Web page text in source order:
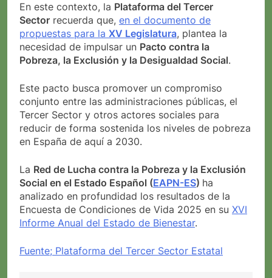
En este contexto, la Plataforma del Tercer
Sector recuerda que, en el documento de
propuestas para la XV Legislatura, plantea la
necesidad de impulsar un Pacto contra la
Pobreza, la Exclusión y la Desigualdad Social.
Este pacto busca promover un compromiso
conjunto entre las administraciones públicas, el
Tercer Sector y otros actores sociales para
reducir de forma sostenida los niveles de pobreza
en España de aquí a 2030.
La Red de Lucha contra la Pobreza y la Exclusión
Social en el Estado Español (EAPN-ES) ha
analizado en profundidad los resultados de la
Encuesta de Condiciones de Vida 2025 en su XVI
Informe Anual del Estado de Bienestar.
Fuente; Plataforma del Tercer Sector Estatal